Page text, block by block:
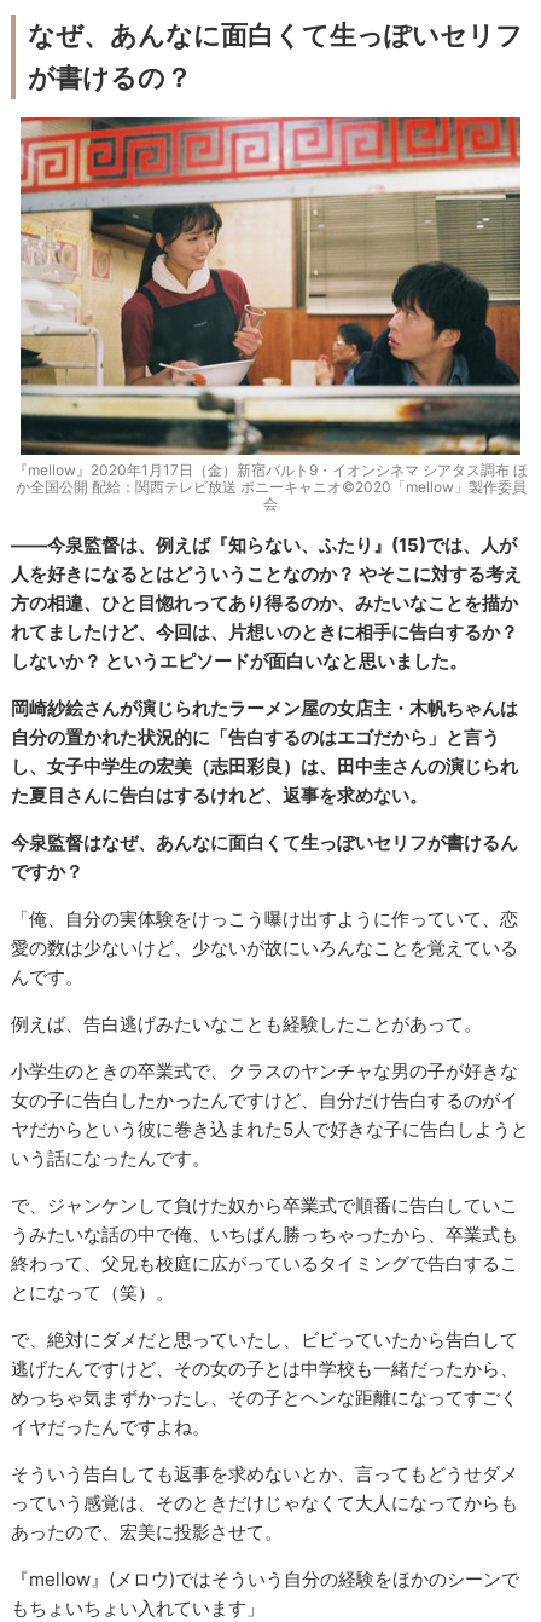
なぜ、あんなに面白くて生っぽいセリフ
が書けるの？
『mellow』2020年1月17日（金）新宿バルト9・イオンシネマ シアタス調布 ほ
か全国公開 配給：関西テレビ放送 ポニーキャニオ©2020「mellow」製作委員
会
――今泉監督は、例えば『知らない、ふたり』(15)では、人が
人を好きになるとはどういうことなのか？ やそこに対する考え
方の相違、ひと目惚れってあり得るのか、みたいなことを描か
れてましたけど、今回は、片想いのときに相手に告白するか？
しないか？ というエピソードが面白いなと思いました。
岡崎紗絵さんが演じられたラーメン屋の女店主・木帆ちゃんは
自分の置かれた状況的に「告白するのはエゴだから」と言う
し、女子中学生の宏美（志田彩良）は、田中圭さんの演じられ
た夏目さんに告白はするけれど、返事を求めない。
今泉監督はなぜ、あんなに面白くて生っぽいセリフが書けるん
ですか？
「俺、自分の実体験をけっこう曝け出すように作っていて、恋
愛の数は少ないけど、少ないが故にいろんなことを覚えている
んです。
例えば、告白逃げみたいなことも経験したことがあって。
小学生のときの卒業式で、クラスのヤンチャな男の子が好きな
女の子に告白したかったんですけど、自分だけ告白するのがイ
ヤだからという彼に巻き込まれた5人で好きな子に告白しようと
いう話になったんです。
で、ジャンケンして負けた奴から卒業式で順番に告白していこ
うみたいな話の中で俺、いちばん勝っちゃったから、卒業式も
終わって、父兄も校庭に広がっているタイミングで告白するこ
とになって（笑）。
で、絶対にダメだと思っていたし、ビビっていたから告白して
逃げたんですけど、その女の子とは中学校も一緒だったから、
めっちゃ気まずかったし、その子とヘンな距離になってすごく
イヤだったんですよね。
そういう告白しても返事を求めないとか、言ってもどうせダメ
っていう感覚は、そのときだけじゃなくて大人になってからも
あったので、宏美に投影させて。
『mellow』(メロウ)ではそういう自分の経験をほかのシーンで
もちょいちょい入れています」